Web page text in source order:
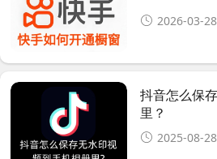
2026-03-28
抖音怎么保
里？
2025-08-28